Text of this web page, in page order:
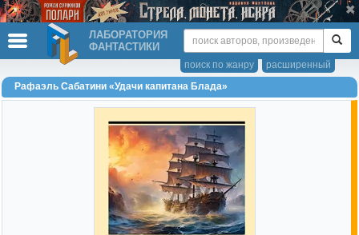
ЛАБОРАТОРИЯ
ФАНТАСТИКИ
расширенный
поиск по жанру
Рафаэль Сабатини «Удачи капитана Блада»